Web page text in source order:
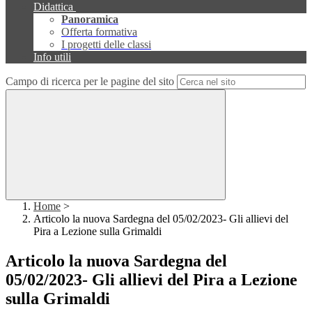
Didattica
Panoramica
Offerta formativa
I progetti delle classi
Info utili
Campo di ricerca per le pagine del sito
Home >
Articolo la nuova Sardegna del 05/02/2023- Gli allievi del
Pira a Lezione sulla Grimaldi
Articolo la nuova Sardegna del
05/02/2023- Gli allievi del Pira a Lezione
sulla Grimaldi